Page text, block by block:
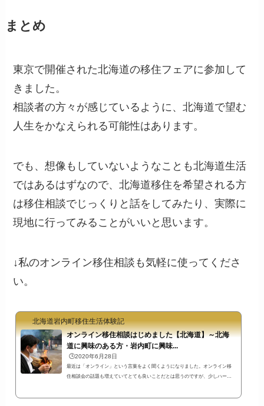
まとめ
東京で開催された北海道の移住フェアに参加して
きました。
相談者の方々が感じているように、北海道で望む
人生をかなえられる可能性はあります。
でも、想像もしていないようなことも北海道生活
ではあるはずなので、北海道移住を希望される方
は移住相談でじっくりと話をしてみたり、実際に
現地に行ってみることがいいと思います。
↓私のオンライン移住相談も気軽に使ってくださ
い。
北海道岩内町移住生活体験記
オンライン移住相談はじめました【北海道】～北海
道に興味のある方・岩内町に興味...
🕒️2020年6月28日
最近は「オンライン」という言葉をよく聞くようになりました。オンライン移
住相談会の話題も増えていてとても良いことだとは思うのですが、少しハード